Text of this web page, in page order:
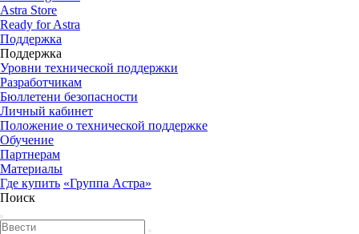
Astra Store
Ready for Astra
Поддержка
Поддержка
Уровни технической поддержки
Разработчикам
Бюллетени безопасности
Личный кабинет
Положение о технической поддержке
Обучение
Партнерам
Материалы
Где купить «Группa Астра»
Поиск